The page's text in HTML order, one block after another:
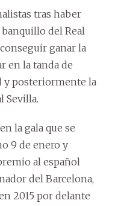
tras haber
del Real
ganar la
en la tanda de
y posteriormente la
Sevilla.
la gala que se
9 de enero y
al español
del Barcelona,
2015 por delante